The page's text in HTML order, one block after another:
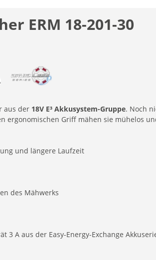
ERM 18-201-30
aus der 18V E³ Akkusystem-Gruppe. Noch
ergonomischen Griff mähen sie mühelos
und längere Laufzeit
des Mähwerks
3 A aus der Easy-Energy-Exchange